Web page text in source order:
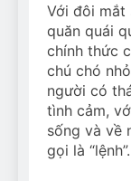
Với đôi mắt
quăn quái
chính thức
chú chó
người có
tình cảm,
sống và về
gọi là “lệnh”.